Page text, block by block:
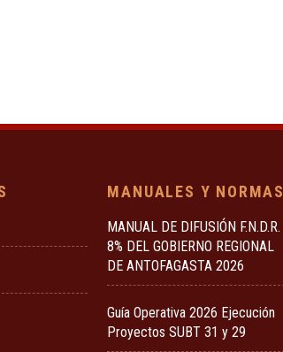
MANUALES Y NORMAS
MANUAL DE DIFUSIÓN F.N.D.R.
8% DEL GOBIERNO REGIONAL
DE ANTOFAGASTA 2026
Guía Operativa 2026 Ejecución
Proyectos SUBT 31 y 29